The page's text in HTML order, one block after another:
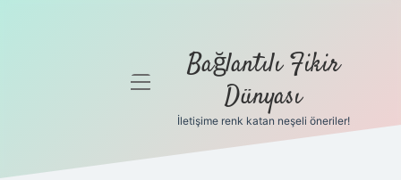
Gizlilik
menüyü
Bağlantılı Fikir
Dünyası
İletişime renk katan neşeli öneriler!